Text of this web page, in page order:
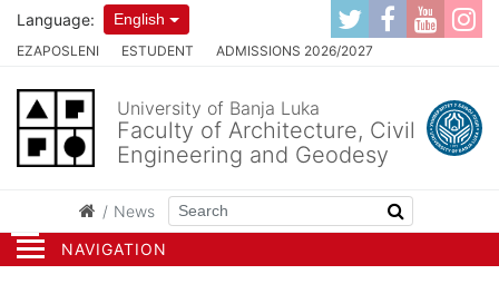
NAVIGATION
EZAPOSLENI ESTUDENT ADMISSIONS 2026/2027
Language: English
University of Banja Luka
Faculty of Architecture, Civil
Engineering and Geodesy
News